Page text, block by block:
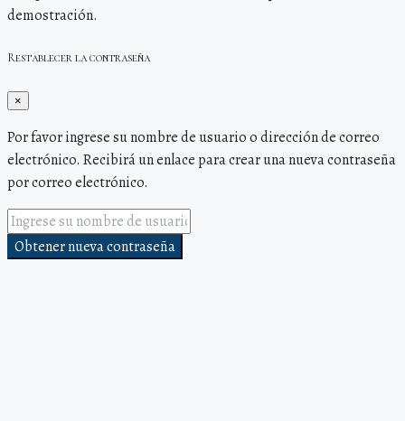
demostración.
Restablecer la contraseña
×
Por favor ingrese su nombre de usuario o dirección de correo
electrónico. Recibirá un enlace para crear una nueva contraseña
por correo electrónico.
Obtener nueva contraseña